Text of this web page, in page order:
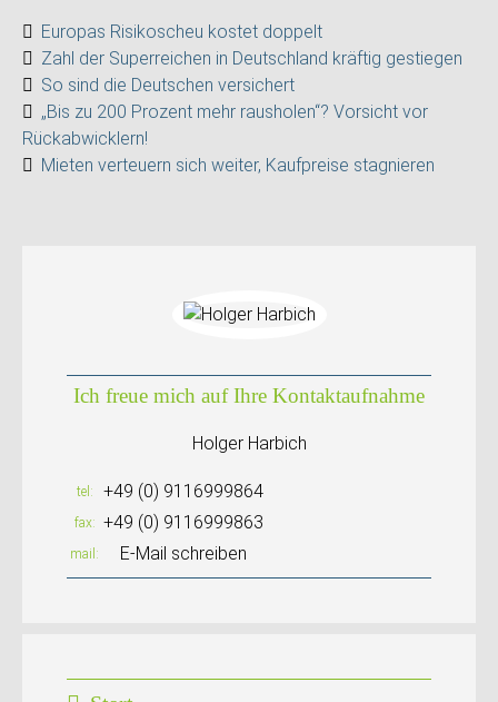
Europas Risikoscheu kostet doppelt
Zahl der Superreichen in Deutschland kräftig gestiegen
So sind die Deutschen versichert
„Bis zu 200 Prozent mehr rausholen“? Vorsicht vor
Rückabwicklern!
Mieten verteuern sich weiter, Kaufpreise stagnieren
Ich freue mich auf Ihre Kontaktaufnahme
Holger Harbich
tel +49 (0) 9116999864
fax +49 (0) 9116999863
mail E-Mail schreiben